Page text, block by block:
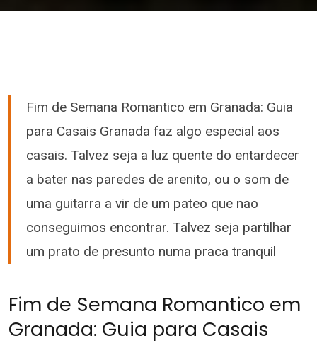
Fim de Semana Romantico em Granada: Guia
para Casais Granada faz algo especial aos
casais. Talvez seja a luz quente do entardecer
a bater nas paredes de arenito, ou o som de
uma guitarra a vir de um pateo que nao
conseguimos encontrar. Talvez seja partilhar
um prato de presunto numa praca tranquil
Fim de Semana Romantico em
Granada: Guia para Casais